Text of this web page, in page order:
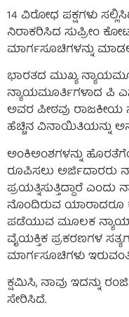
14 ವಿರೋಧ ಪಕ್ಷಗಳು
ನಿರಾಕರಿಸಿದ ಸುಪ್ರೀಂ
ಮಾರ್ಗಸೂಚಿಗಳನ್ನು
ಭಾರತದ ಮುಖ್ಯ
ನ್ಯಾಯಮೂರ್ತಿಗಳಾದ ಪಿ
ಅವರ ಪೀಠವು ರಾಜಕೀಯ
ಹೆಚ್ಚಿನ ವಿನಾಯಿತಿಯನ್ನು
ಅಂಕಿಅಂಶಗಳನ್ನು
ರೂಪಿಸಲು
ಪ್ರಯತ್ನಿಸುತ್ತಿದ್ದಾರೆ
ನೊಂದಿರುವ ಯಾರಾದರೂ
ಪಡೆಯುವ ಮೂಲಕ
ವೈಯಕ್ತಿಕ ಪ್ರಕರಣಗಳ
ಮಾರ್ಗಸೂಚಿಗಳು
ಕ್ಷಮಿಸಿ, ನಾವು ಇದನ್ನು
ಸೇರಿಸಿದೆ.